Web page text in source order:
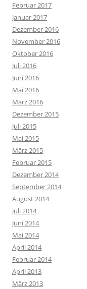
Februar 2017
Januar 2017
Dezember 2016
November 2016
Oktober 2016
Juli 2016
Juni 2016
Mai 2016
März 2016
Dezember 2015
Juli 2015
Mai 2015
März 2015
Februar 2015
Dezember 2014
September 2014
August 2014
Juli 2014
Juni 2014
Mai 2014
April 2014
Februar 2014
April 2013
März 2013